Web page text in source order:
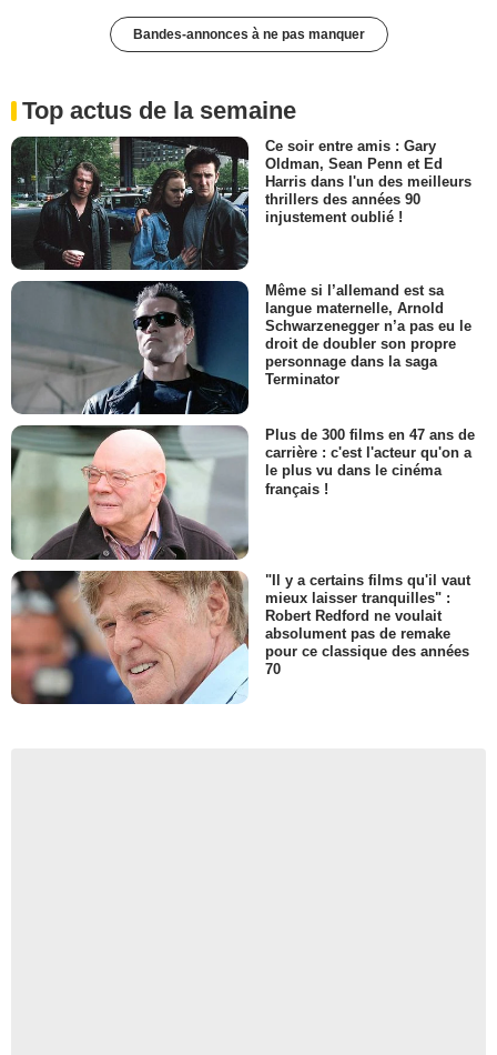
Bandes-annonces à ne pas manquer
Top actus de la semaine
Ce soir entre amis : Gary
Oldman, Sean Penn et Ed
Harris dans l'un des meilleurs
thrillers des années 90
injustement oublié !
Même si l’allemand est sa
langue maternelle, Arnold
Schwarzenegger n’a pas eu le
droit de doubler son propre
personnage dans la saga
Terminator
Plus de 300 films en 47 ans de
carrière : c'est l'acteur qu'on a
le plus vu dans le cinéma
français !
"Il y a certains films qu'il vaut
mieux laisser tranquilles" :
Robert Redford ne voulait
absolument pas de remake
pour ce classique des années
70